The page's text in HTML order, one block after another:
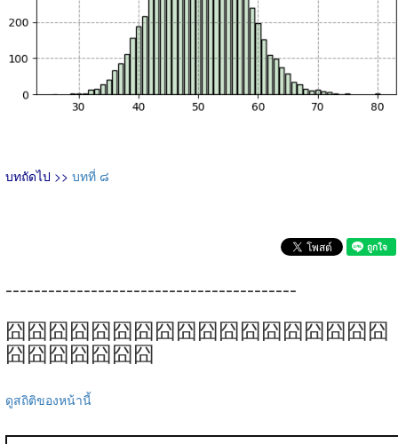
บทถัดไป >> บทที่ ๘
-----------------------------------------
囧囧囧囧囧囧囧囧囧囧囧囧囧囧囧囧囧囧
囧囧囧囧囧囧囧
ดูสถิติของหน้านี้